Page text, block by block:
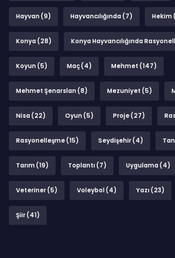
Hayvan(9) Hayvancılığında(7) Hekim
Konya(28) Konya Hayvancılığında
Koyun(5) Maç(4) Mehmet (147)
Mehmet Şenarslan(8) Mezuniyet (5)
Nisa(22) Oyun(5) Proje(27)
Rasyonelleşme(15) Seydişehir(4)
Tarım(19) Toplantı(7) Uygulama(4)
Veteriner(5) Voleybol(4) Yazı(23)
Şiir(41)